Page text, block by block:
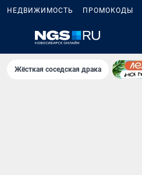
НЕДВИЖИМОСТЬ ПРОМОКОДЫ
Жёсткая соседская драка